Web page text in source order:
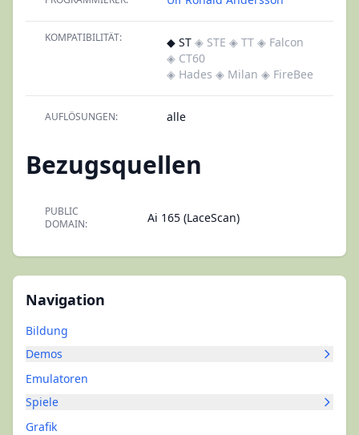
Navigation
Bildung
Demos
Emulatoren
Spiele
Grafik
KOMPATIBILITÄT: ◆ ST ◈ STE ◈ TT ◈ Falcon
◈ CT60
◈ Hades ◈ Milan ◈ FireBee
AUFLÖSUNGEN: alle
Bezugsquellen
PUBLIC
DOMAIN:
Ai 165 (LaceScan)